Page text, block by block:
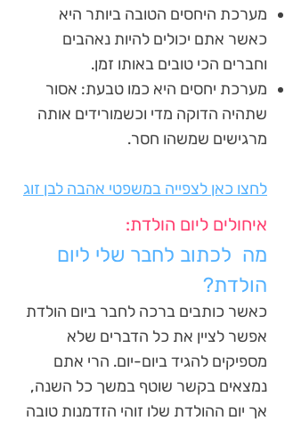
מערכת היחסים הטובה ביותר היא
כאשר אתם יכולים להיות נאהבים
וחברים הכי טובים באותו זמן.
מערכת יחסים היא כמו טבעת: אסור
שתהיה הדוקה מדי וכשמורידים אותה
מרגישים שמשהו חסר.
לחצו כאן לצפייה במשפטי אהבה לבן זוג
איחולים ליום הולדת:
מה לכתוב לחבר שלי ליום
הולדת?
כאשר כותבים ברכה לחבר ביום הולדת
אפשר לציין את כל הדברים שלא
מספיקים להגיד ביום-יום. הרי אתם
נמצאים בקשר שוטף במשך כל השנה,
אך יום ההולדת שלו זוהי הזדמנות טובה